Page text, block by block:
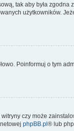
tak aby była zgodna
użytkowników.
Poinformuj o tym
czy może
phpBB.pl® lub